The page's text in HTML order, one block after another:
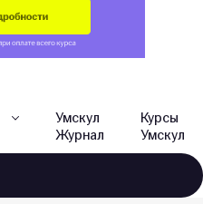
Умскул
Журнал
Курсы
Умскул